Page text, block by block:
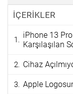
İÇERİKLER
iPhone 13
Karşılaşılan
Cihaz
Apple